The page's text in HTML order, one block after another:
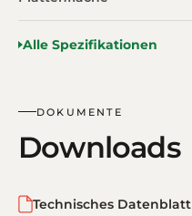
Alle Spezifikationen
DOKUMENTE
Downloads
Technisches Datenblatt